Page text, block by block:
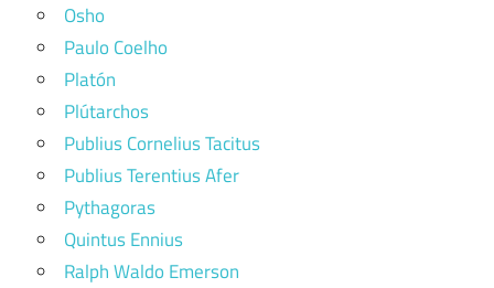
Osho
Paulo Coelho
Platón
Plútarchos
Publius Cornelius Tacitus
Publius Terentius Afer
Pythagoras
Quintus Ennius
Ralph Waldo Emerson